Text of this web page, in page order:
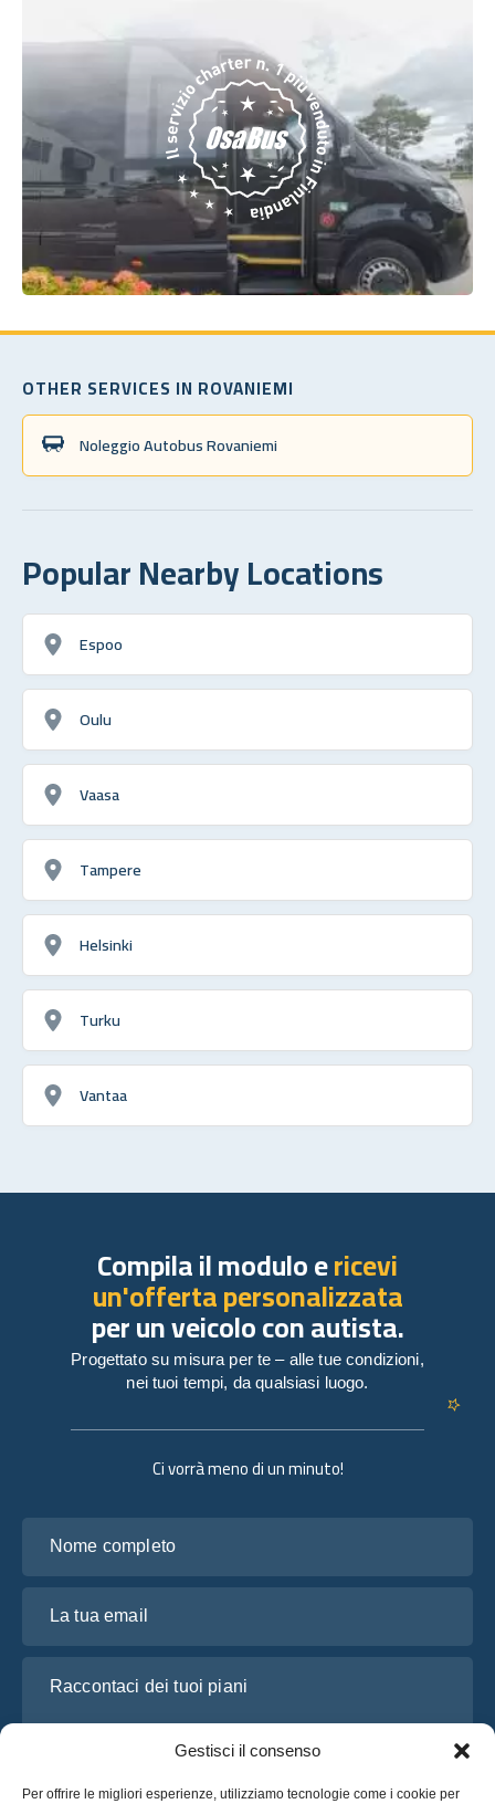
Gestisci il consenso
Per offrire le migliori esperienze, utilizziamo tecnologie come i cookie per
OTHER SERVICES IN ROVANIEMI
Noleggio Autobus Rovaniemi
Popular Nearby Locations
Espoo
Oulu
Vaasa
Tampere
Helsinki
Turku
Vantaa
Ci vorrà meno di un minuto!
Compila il modulo ericevi
un'offerta personalizzata
per un veicolo con autista.
Progettato su misura per te – alle tue condizioni,
nei tuoi tempi, da qualsiasi luogo.